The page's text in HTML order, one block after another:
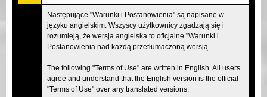
Tokyo Shibuya Annex Tokyo Bay
Tokyo Asakusa Osaka
Okinawa
Następujące "Warunki i Postanowienia" są napisane w
języku angielskim. Wszyscy użytkownicy zgadzają się i
rozumieją, że wersja angielska to oficjalne "Warunki i
Postanowienia nad każdą przetłumaczoną wersją.
The following "Terms of Use" are written in English. All users
agree and understand that the English version is the official
"Terms of Use" over any translated versions.